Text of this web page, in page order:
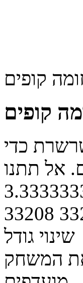
קופים
קופים
כדי
אל תתנו
33208
שינוי גודל
המשחק